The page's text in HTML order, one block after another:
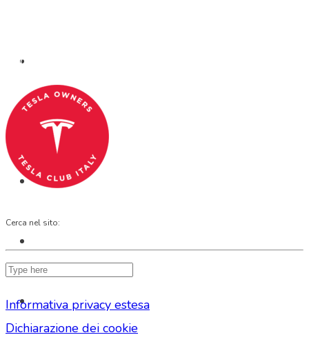
Codice Fiscale: 04093090241
Cerca nel sito:
Informativa privacy estesa
Dichiarazione dei cookie